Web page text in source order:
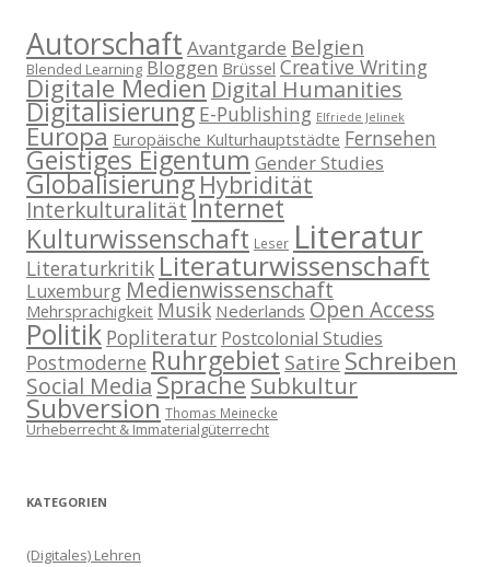
Autorschaft Avantgarde Belgien
Blended Learning Bloggen Brüssel Creative Writing
Digitale Medien Digital Humanities
Digitalisierung E-Publishing Elfriede Jelinek
Europa Europäische Kulturhauptstädte Fernsehen
Geistiges Eigentum Gender Studies
GlobalisierungHybridität
InterkulturalitätInternet
Kulturwissenschaft Leser Literatur
LiteraturkritikLiteraturwissenschaft
Luxemburg Medienwissenschaft
Mehrsprachigkeit Musik Nederlands Open Access
Politik Popliteratur Postcolonial Studies
Postmoderne Ruhrgebiet Satire Schreiben
Social MediaSpracheSubkultur
Subversion Thomas Meinecke
Urheberrecht & Immaterialgüterrecht
KATEGORIEN
(Digitales) Lehren